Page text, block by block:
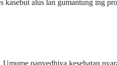
alus lan gumantung ing